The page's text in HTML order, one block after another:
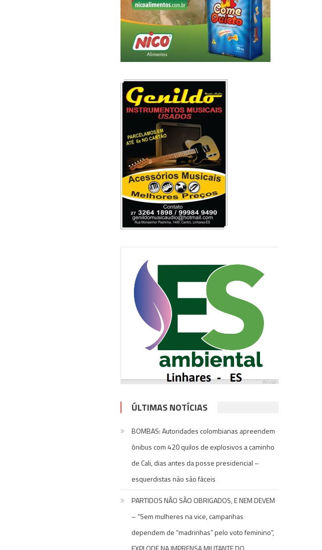
ÚLTIMAS NOTÍCIAS
BOMBAS: Autoridades colombianas apreendem
ônibus com 420 quilos de explosivos a caminho
de Cali, dias antes da posse presidencial –
esquerdistas não são fáceis
PARTIDOS NÃO SÃO OBRIGADOS, E NEM DEVEM
– “Sem mulheres na vice, campanhas
dependem de “madrinhas” pelo voto feminino”,